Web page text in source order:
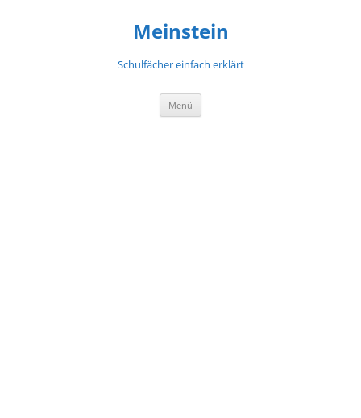
Meinstein
Schulfächer einfach erklärt
Menü